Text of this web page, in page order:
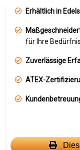
Erhältlich in
für Ihre
Zuverlässige
ATEX-